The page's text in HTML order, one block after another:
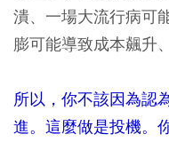
潰、一場大流行病可
膨可能導致成本飆升
所以，你不該因為認
進。這麼做是投機。